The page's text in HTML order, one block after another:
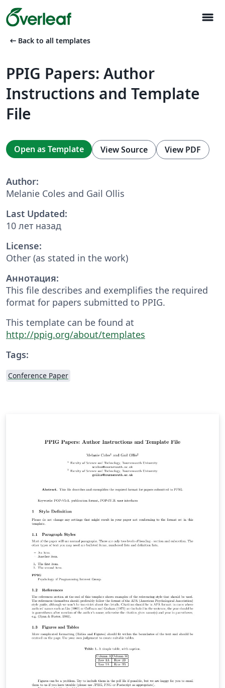
menu
arrow_left_alt Back to all templates
PPIG Papers: Author
Instructions and Template
File
Open as Template View Source View PDF
Author:
Melanie Coles and Gail Ollis
Last Updated:
10 лет назад
License:
Other (as stated in the work)
Аннотация:
This file describes and exemplifies the required
format for papers submitted to PPIG.
This template can be found at
http://ppig.org/about/templates
Tags:
Conference Paper